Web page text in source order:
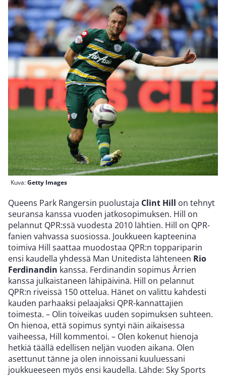
Kuva:Getty Images
Queens Park Rangersin puolustaja Clint Hill on tehnyt
seuransa kanssa vuoden jatkosopimuksen. Hill on
pelannut QPR:ssä vuodesta 2010 lähtien. Hill on QPR-
fanien vahvassa suosiossa. Joukkueen kapteenina
toimiva Hill saattaa muodostaa QPR:n toppariparin
ensi kaudella yhdessä Man Unitedista lähteneen Rio
Ferdinandin kanssa. Ferdinandin sopimus Ärrien
kanssa julkaistaneen lähipäivinä. Hill on pelannut
QPR:n riveissä 150 ottelua. Hänet on valittu kahdesti
kauden parhaaksi pelaajaksi QPR-kannattajien
toimesta. – Olin toiveikas uuden sopimuksen suhteen.
On hienoa, että sopimus syntyi näin aikaisessa
vaiheessa, Hill kommentoi. – Olen kokenut hienoja
hetkiä täällä edellisen neljän vuoden aikana. Olen
asettunut tänne ja olen innoissani kuuluessani
joukkueeseen myös ensi kaudella. Lähde: Sky Sports